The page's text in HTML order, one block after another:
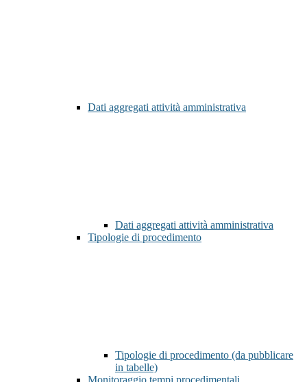
Dati aggregati attività amministrativa
Dati aggregati attività amministrativa
Tipologie di procedimento
Tipologie di procedimento (da pubblicare
in tabelle)